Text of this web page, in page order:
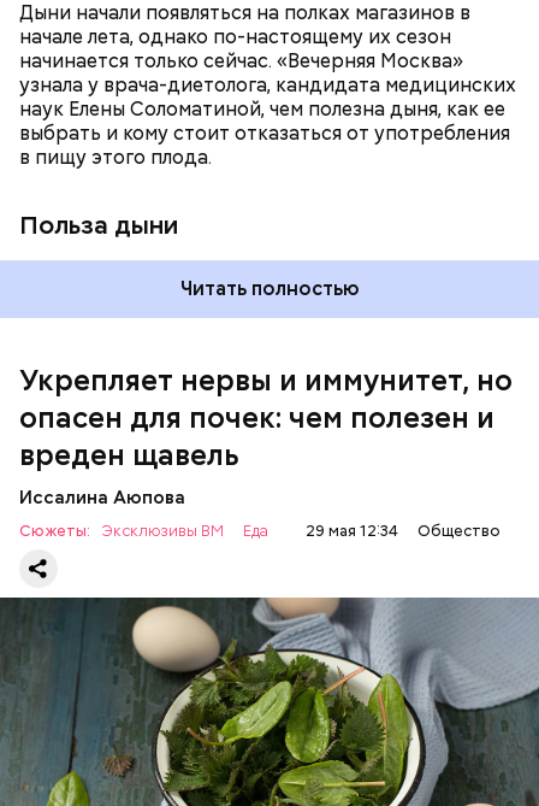
Дыни начали появляться на полках магазинов в
начале лета, однако по-настоящему их сезон
начинается только сейчас. «Вечерняя Москва»
узнала у врача-диетолога, кандидата медицинских
наук Елены Соломатиной, чем полезна дыня, как ее
выбрать и кому стоит отказаться от употребления
в пищу этого плода.
Польза дыни
систему и предотвращает скачки давления;
магний — помогает калию и не дает сосудам
спазмироваться.
Читать полностью
Укрепляет нервы и иммунитет, но
опасен для почек: чем полезен и
вреден щавель
Иссалина Аюпова
Сюжеты: Эксклюзивы ВМ Еда 29 мая 12:34 Общество
— Если человек уже болеет мочекаменной
болезнью, щавель ему не рекомендуется. При
артрите, гастрите, холецистите, синдроме
раздраженного кишечника, язвах и панкреатите
продукт тоже лучше исключить из рациона, —
предупредила врач. — Он может привести к
повышению кислотности желудка и раздражать
слизистые оболочки.
По мнению специалиста, здоровому человеку
достаточно включать щавель в рацион несколько
раз в месяц. В небольших количествах в свежем